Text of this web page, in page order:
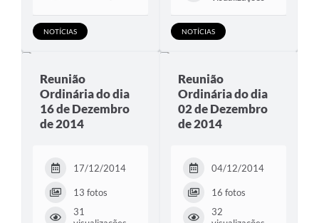
NOTÍCIAS NOTÍCIAS
Reunião
Ordinária do dia
16 de Dezembro
de 2014
17/12/2014
13 fotos
31
Reunião
Ordinária do dia
02 de Dezembro
de 2014
04/12/2014
16 fotos
32